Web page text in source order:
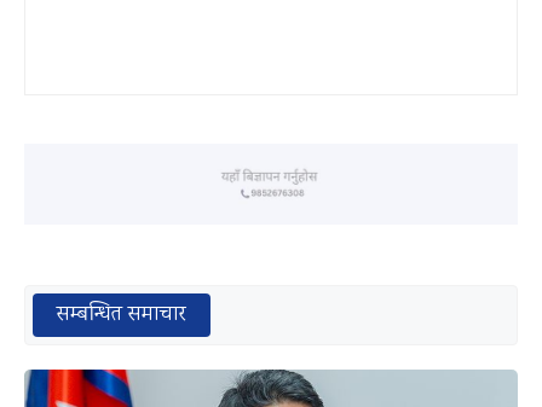
सम्बन्धित समाचार